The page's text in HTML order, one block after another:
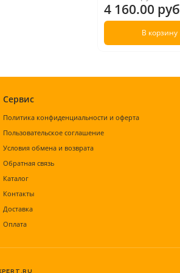
4 160.00 руб
В корзину
Сервис
Политика конфиденциальности и оферта
Пользовательское соглашение
Условия обмена и возврата
Обратная связь
Каталог
Контакты
Доставка
Оплата